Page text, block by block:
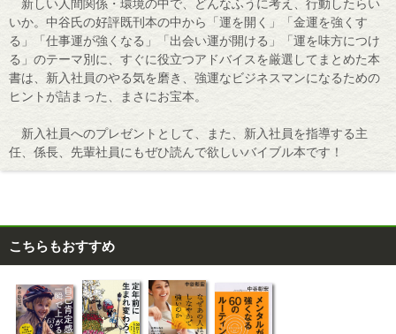
新しい人間関係・環境の中で、どんなふうに考え、行動したらい
いか。中谷氏の好評既刊本の中から「運を開く」「金運を強くす
る」「仕事運が強くなる」「出会い運が開ける」「運を味方につけ
る」のテーマ別に、すぐに役立つアドバイスを厳選してまとめた本
書は、新入社員のやる気を磨き、強運なビジネスマンになるための
ヒントが詰まった、まさにお宝本。
新入社員へのプレゼントとして、また、新入社員を指導する主
任、係長、先輩社員にもぜひ読んで欲しいバイブル本です！
こちらもおすすめ